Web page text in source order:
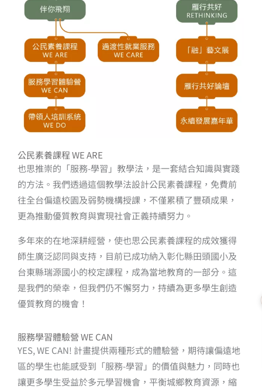
公民素養課程 WE ARE
也思推崇的「服務-學習」教學法，是一套結合知識與實踐
的方法。我們透過這個教學法設計公民素養課程，免費前
往全台偏遠校園及弱勢機構授課，不僅累積了豐碩成果，
更為推動優質教育與實現社會正義持續努力。
多年來的在地深耕經營，使也思公民素養課程的成效獲得
師生廣泛認同與支持，目前已成功納入彰化縣田頭國小及
台東縣瑞源國小的校定課程，成為當地教育的一部分。這
是我們的榮幸，但我們仍不懈努力，持續為更多學生創造
優質教育的機會！
服務學習體驗營 WE CAN
YES, WE CAN! 計畫提供兩種形式的體驗營，期待讓偏遠地
區的學生也能感受到「服務-學習」的價值與魅力，同時也
讓更多學生受益於多元學習機會，平衡城鄉教育資源，縮